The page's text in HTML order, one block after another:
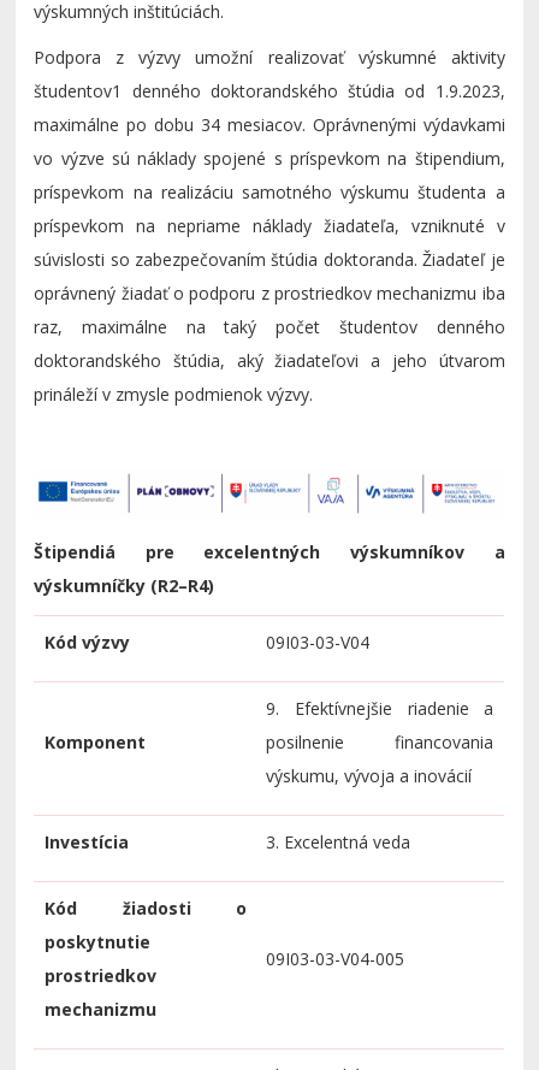
výskumných inštitúciách.
Podpora z výzvy umožní realizovať výskumné aktivity
študentov1 denného doktorandského štúdia od 1.9.2023,
maximálne po dobu 34 mesiacov. Oprávnenými výdavkami
vo výzve sú náklady spojené s príspevkom na štipendium,
príspevkom na realizáciu samotného výskumu študenta a
príspevkom na nepriame náklady žiadateľa, vzniknuté v
súvislosti so zabezpečovaním štúdia doktoranda. Žiadateľ je
oprávnený žiadať o podporu z prostriedkov mechanizmu iba
raz, maximálne na taký počet študentov denného
doktorandského štúdia, aký žiadateľovi a jeho útvarom
prináleží v zmysle podmienok výzvy.
Štipendiá pre excelentných výskumníkov a
výskumníčky (R2–R4)
Kód výzvy 09I03-03-V04
Komponent
9. Efektívnejšie riadenie a
posilnenie financovania
výskumu, vývoja a inovácií
Investícia 3. Excelentná veda
Kód žiadosti o
poskytnutie
prostriedkov
mechanizmu
09I03-03-V04-005